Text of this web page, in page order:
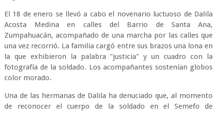
El 18 de enero se llevó a cabo el novenario luctuoso de Dalila
Acosta Medina en calles del Barrio de Santa Ana,
Zumpahuacán, acompañado de una marcha por las calles que
una vez recorrió. La familia cargó entre sus brazos una lona en
la que exhibieron la palabra "justicia" y un cuadro con la
fotografía de la soldado. Los acompañantes sostenían globos
color morado.
Una de las hermanas de Dalila ha denuciado que, al momento
de reconocer el cuerpo de la soldado en el Semefo de